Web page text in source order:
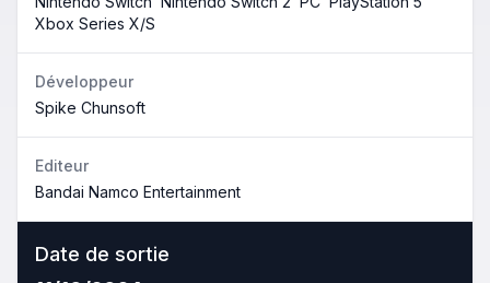
Xbox Series X/S
Développeur
Spike Chunsoft
Editeur
Bandai Namco Entertainment
Date de sortie